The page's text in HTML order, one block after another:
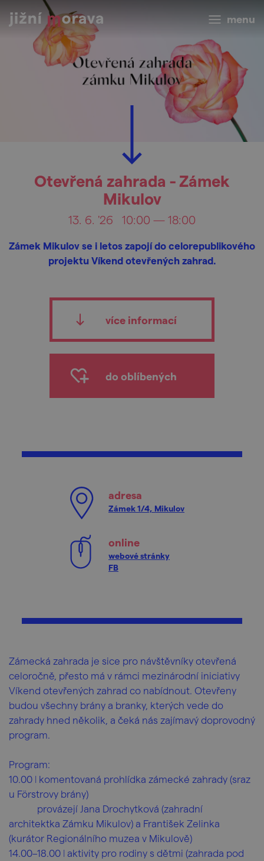
menu
Otevřená zahrada - Zámek
Mikulov
13. 6. '26 10:00 — 18:00
Zámek Mikulov se i letos zapojí do celorepublikového
projektu Víkend otevřených zahrad.
více informací
do oblíbených
adresa
Zámek 1/4, Mikulov
online
webové stránky
FB
Zámecká zahrada je sice pro návštěvníky otevřená
celoročně, přesto má v rámci mezinárodní iniciativy
Víkend otevřených zahrad co nabídnout. Otevřeny
budou všechny brány a branky, kterých vede do
zahrady hned několik, a čeká nás zajímavý doprovodný
program.
Program:
10.00 ǀ komentovaná prohlídka zámecké zahrady (sraz
u Förstrovy brány)
provázejí Jana Drochytková (zahradní
architektka Zámku Mikulov) a František Zelinka
(kurátor Regionálního muzea v Mikulově)
14.00–18.00 ǀ aktivity pro rodiny s dětmi (zahrada pod